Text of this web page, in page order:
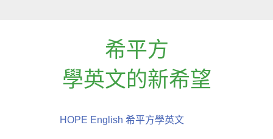
希平方
學英文的新希望
HOPE English 希平方學英文